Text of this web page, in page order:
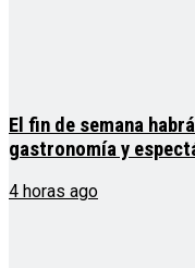
El fin de semana
gastronomía y
4 horas ago